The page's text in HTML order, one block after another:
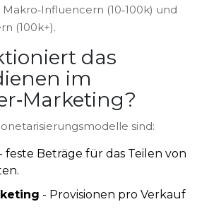
Makro‑Influencern (10‑100k) und
(100k+).
das
im
sind:
- feste Beträge für das Teilen von
- Provisionen pro Verkauf